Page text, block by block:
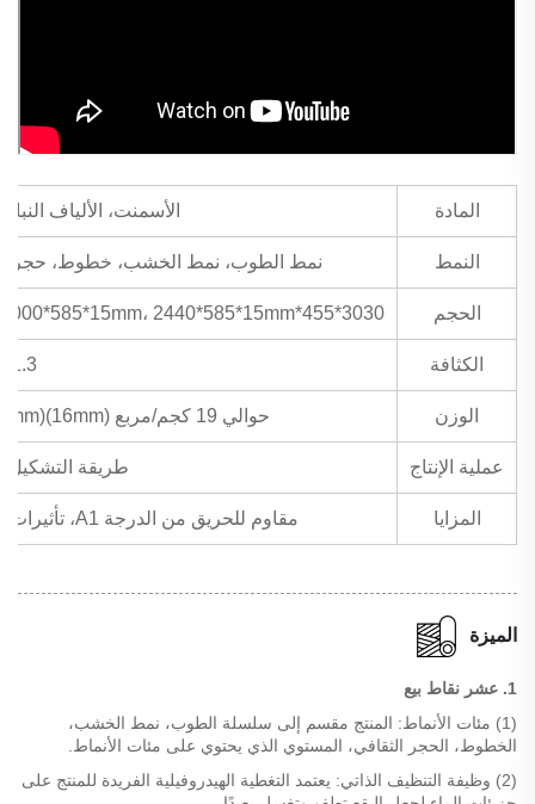
المادة الأسمنت، الألياف
النمط نمط الطوب، نمط الخشب، خطوط، حجر ثقافي،
الحجم 3030*455*15mm، 3030*455*16mm، 3030*455*18mm، 3000*585*15mm، 2440*585*15mm
الكثافة 1.3
الوزن حوالي 19 كجم/مربع (16mm)(18mm)، حوالي 21 كجم/مربع (15mm)
عملية الإنتاج طريقة
المزايا مقاوم للحريق من الدرجة A1، تأثيرات متنوعة، مرونة عالية، يدعم التخصيص
الميزة
1. عشر نقاط بيع
(1) مئات الأنماط: المنتج مقسم إلى سلسلة الطوب، نمط الخشب،
الخطوط، الحجر الثقافي، المستوي الذي يحتوي على مئات الأنماط.
(2) وظيفة التنظيف الذاتي: يعتمد التغطية الهيدروفيلية الفريدة للمنتج على